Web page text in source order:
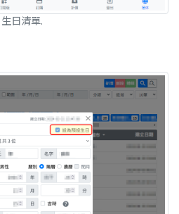
生日清單.